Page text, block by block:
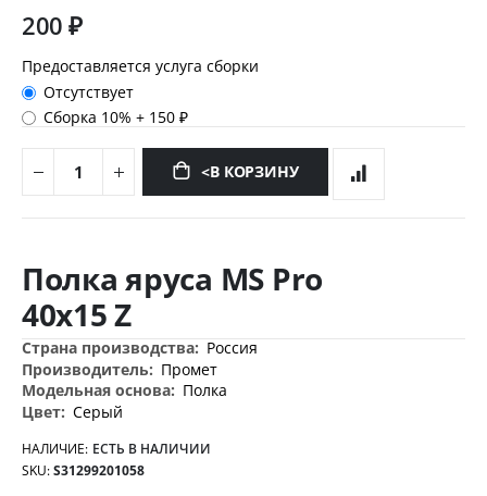
200 ₽
Предоставляется услуга сборки
Отсутствует
Сборка 10%+ 150 ₽
<В КОРЗИНУ
к
началу
изображений
Полка яруса MS Pro
40х15 Z
Дополнительная
информация
Россия
Промет
Полка
Серый
НАЛИЧИЕ: ЕСТЬ В НАЛИЧИИ
SKU S31299201058